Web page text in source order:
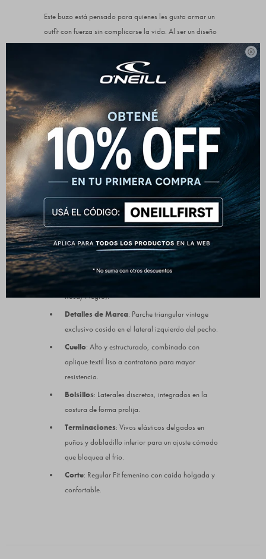

Este buzo está pensado para quienes les gusta armar un
outfit con fuerza sin complicarse la vida. Al ser un diseño
mid zip, funciona a la perfección como un buzo pesado:
te lo ponés sobre una remera básica y ya tenés el look
resuelto. Queda espectacular combinado con unos calces
más ajustados abajo, como unas calzas o unos jeans
achupinados, equilibrando el volumen relajado de la
prenda. Es esa pieza clave para una tarde de paseo por
la ciudad o para estar súper cómoda el fin de semana sin
perder un ápice de estilo.
Detalles que marcan la diferencia:
Composición: 100% Poliéster (Tejido Sherpa /
Corderito de gran capacidad térmica).
Diseño
: Buzo con medio cierre frontal (Mid Zip)
para regular el abrigo.
Color
: Patrón gráfico abstracto integral de alto
impacto (versiones en Blanco/Negro y
Rosa/Negro).
Detalles de Marca: Parche triangular vintage
exclusivo cosido en el lateral izquierdo del pecho.
Cuello: Alto y estructurado, combinado con
aplique textil liso a contratono para mayor
resistencia.
Bolsillos: Laterales discretos, integrados en la
costura de forma prolija.
Terminaciones: Vivos elásticos delgados en
puños y dobladillo inferior para un ajuste cómodo
que bloquea el frío.
Corte: Regular Fit femenino con caída holgada y
confortable.